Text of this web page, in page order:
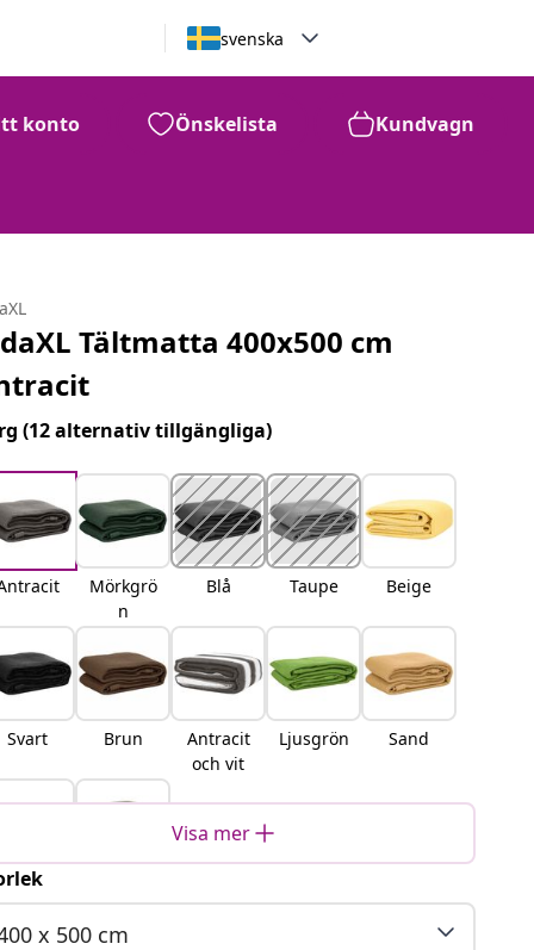
svenska
konto Önskelista Kundvagn
Tältmatta 400x500 cm
(12 alternativ tillgängliga)
Mörkgrö
n
Blå Taupe Beige
Svart Brun
Antracit
och vit
Ljusgrön Sand
Blågrå
Visa mer
x 500 cm